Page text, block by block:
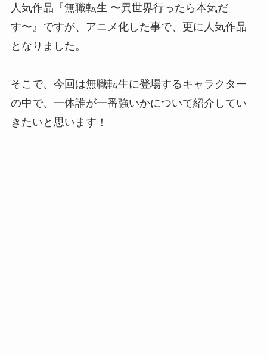
人気作品『無職転生 〜異世界行ったら本気だ
す〜』ですが、アニメ化した事で、更に人気作品
となりました。
そこで、今回は無職転生に登場するキャラクター
の中で、一体誰が一番強いかについて紹介してい
きたいと思います！